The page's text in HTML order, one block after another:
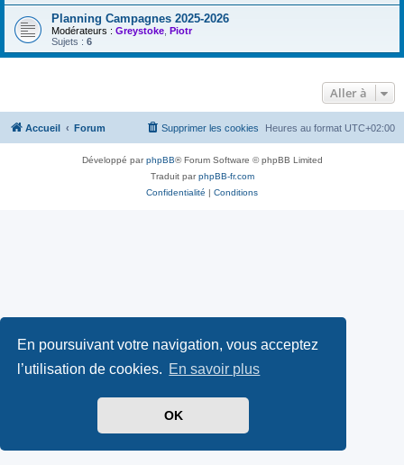
En poursuivant votre navigation, vous acceptez
l’utilisation de cookies. En savoir plus
OK
Planning Campagnes 2025-2026
Modérateurs : Greystoke Piotr
Sujets : 6
Aller à
Accueil Forum Heures au format UTC+02:00
Supprimer les cookies
Développé parphpBB® Forum Software © phpBB Limited
Traduit parphpBB-fr.com
Confidentialité | Conditions